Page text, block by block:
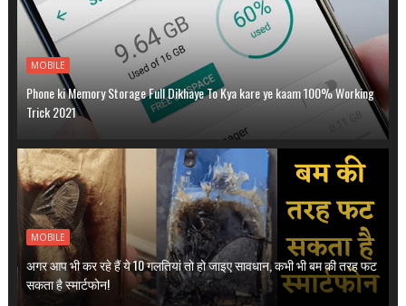
MOBILE
Phone ki Memory Storage Full Dikhaye To Kya kare ye kaam 100% Working
Trick 2021
MOBILE
अगर आप भी कर रहे हैं ये 10 गलतियां तो हो जाइए सावधान, कभी भी बम की तरह फट
सकता है स्मार्टफोन!